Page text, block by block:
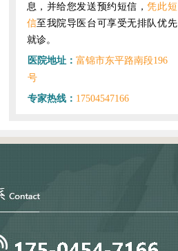
息，并给您发送预约短信，凭此短
信至我院导医台可享受无排队优先
就诊。
医院地址： 富锦市东平路南段196
号
专家热线： 17504547166